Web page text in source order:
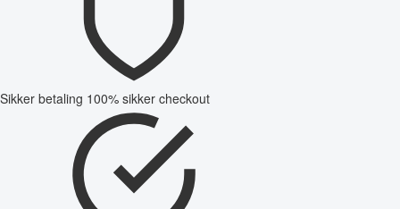
Sikker betaling 100% sikker checkout